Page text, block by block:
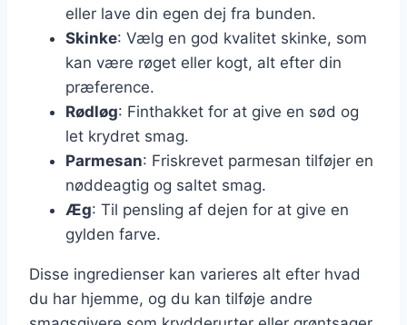
eller lave din egen dej fra bunden.
Skinke: Vælg en god kvalitet skinke, som
kan være røget eller kogt, alt efter din
præference.
Rødløg: Finthakket for at give en sød og
let krydret smag.
Parmesan: Friskrevet parmesan tilføjer en
nøddeagtig og saltet smag.
Æg: Til pensling af dejen for at give en
gylden farve.
Disse ingredienser kan varieres alt efter hvad
du har hjemme, og du kan tilføje andre